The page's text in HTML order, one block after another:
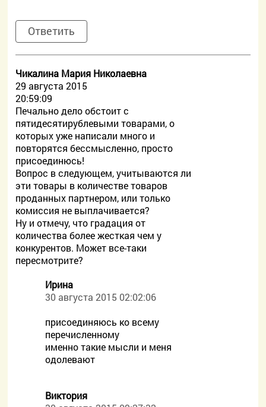
Ответить
Чикалина Мария Николаевна
29 августа 2015
20:59:09
Печально дело обстоит с
пятидесятирублевыми товарами, о
которых уже написали много и
повторятся бессмысленно, просто
присоединюсь!
Вопрос в следующем, учитываются ли
эти товары в количестве товаров
проданных партнером, или только
комиссия не выплачивается?
Ну и отмечу, что градация от
количества более жесткая чем у
конкурентов. Может все-таки
пересмотрите?
Ирина
30 августа 2015 02:02:06
присоединяюсь ко всему
перечисленному
именно такие мысли и меня
одолевают
Виктория